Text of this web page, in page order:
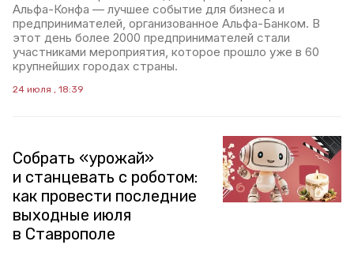
Альфа-Конфа — лучшее событие для бизнеса и
предпринимателей, организованное Альфа-Банком. В
этот день более 2000 предпринимателей стали
участниками мероприятия, которое прошло уже в 60
крупнейших городах страны.
24 июля , 18:39
Собрать «урожай»
и станцевать с роботом:
как провести последние
выходные июля
в Ставрополе